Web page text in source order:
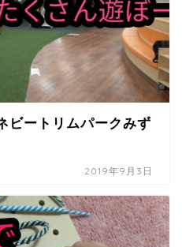
ビートリムパークみず
2019年9月3日